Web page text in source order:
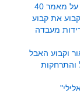
את קבוע
מעבדה
והתרחקות